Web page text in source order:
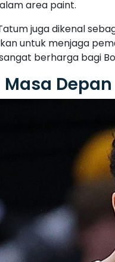
area paint.
juga dikenal
untuk menjaga
berharga bagi
Depan